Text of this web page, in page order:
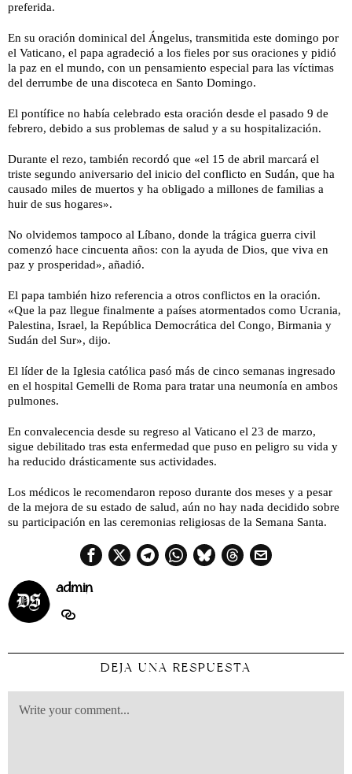
preferida.
En su oración dominical del Ángelus, transmitida este domingo por
el Vaticano, el papa agradeció a los fieles por sus oraciones y pidió
la paz en el mundo, con un pensamiento especial para las víctimas
del derrumbe de una discoteca en Santo Domingo.
El pontífice no había celebrado esta oración desde el pasado 9 de
febrero, debido a sus problemas de salud y a su hospitalización.
Durante el rezo, también recordó que «el 15 de abril marcará el
triste segundo aniversario del inicio del conflicto en Sudán, que ha
causado miles de muertos y ha obligado a millones de familias a
huir de sus hogares».
No olvidemos tampoco al Líbano, donde la trágica guerra civil
comenzó hace cincuenta años: con la ayuda de Dios, que viva en
paz y prosperidad», añadió.
El papa también hizo referencia a otros conflictos en la oración.
«Que la paz llegue finalmente a países atormentados como Ucrania,
Palestina, Israel, la República Democrática del Congo, Birmania y
Sudán del Sur», dijo.
El líder de la Iglesia católica pasó más de cinco semanas ingresado
en el hospital Gemelli de Roma para tratar una neumonía en ambos
pulmones.
En convalecencia desde su regreso al Vaticano el 23 de marzo,
sigue debilitado tras esta enfermedad que puso en peligro su vida y
ha reducido drásticamente sus actividades.
Los médicos le recomendaron reposo durante dos meses y a pesar
de la mejora de su estado de salud, aún no hay nada decidido sobre
su participación en las ceremonias religiosas de la Semana Santa.
admin
DEJA UNA RESPUESTA